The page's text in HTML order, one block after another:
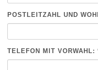
POSTLEITZAHL UND
TELEFON MIT VORWAHL: